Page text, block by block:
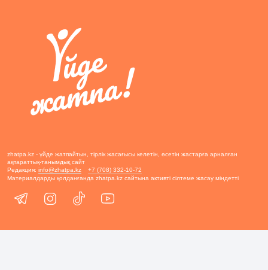
zhatpa.kz - үйде жатпайтын, тірлік жасағысы келетін, өсетін жастарға арналған
ақпараттық-танымдық сайт
Редакция: info@zhatpa.kz
+7 (708) 332-10-72
Материалдарды қолданғанда zhatpa.kz сайтына активті сілтеме жасау міндетті